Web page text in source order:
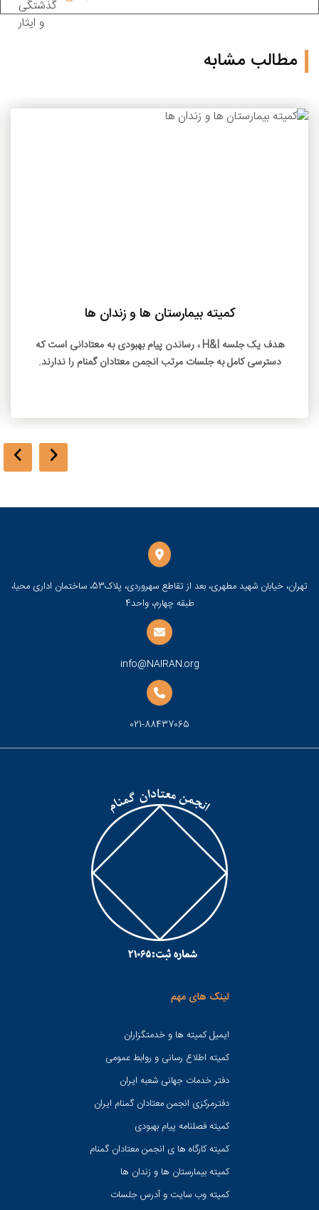
مطالب مشابه
کمیته بیمارستان ها و زندان ها
هدف یک جلسه H&I ، رساندن پیام بهبودی به معتادانی است که
دسترسی کامل به جلسات مرتب انجمن معتادان گمنام را ندارند.
تهران، خیابان شهید مطهری، بعد از تقاطع سهروردی، پلاک53، ساختمان اداری محیا،
طبقه چهارم، واحد4
info@NAIRAN.org
021-88437065
لینک های مهم
ایمیل کمیته ها و خدمتگزاران
کميته اطلاع رسانی و روابط عمومی
دفتر خدمات جهانی شعبه ايران
دفترمرکزی انجمن معتادان گمنام ایران
کمیته فصلنامه پیام بهبودی
کمیته کارگاه ها ی انجمن معتادان گمنام
کمیته بیمارستان ها و زندان ها
کمیته وب سایت و آدرس جلسات